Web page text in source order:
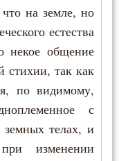
на земле, но
естества
некое общение
стихии, так как
по видимому,
с
телах, и
изменении